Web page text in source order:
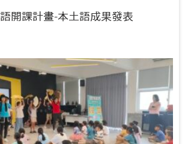
開課計畫-本土語成果發表